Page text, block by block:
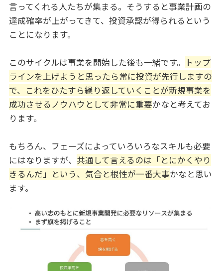
言ってくれる人たちが集まる。そうすると事業計画の
達成確率が上がってきて、投資承認が得られるという
ことになります。
このサイクルは事業を開始した後も一緒です。
トップ
ラインを上げようと思ったら常に投資が先行しますの
で、これをひたすら繰り返していくことが新規事業を
成功させるノウハウとして非常に重要かなと考えてお
ります。
もちろん、フェーズによっていろいろなスキルも必要
にはなりますが、 共通して言えるのは「とにかくやり
きるんだ」という、気合と根性が一番大事かなと思い
ます。